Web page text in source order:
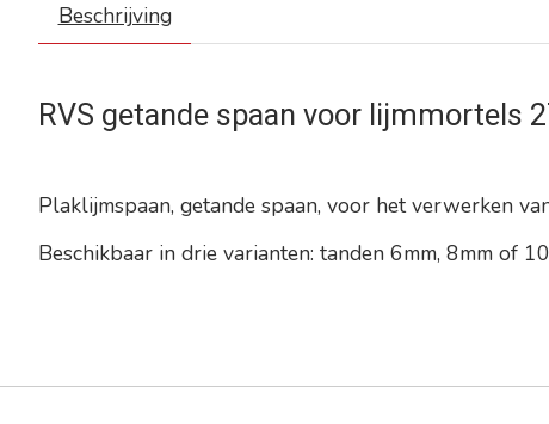
Beschrijving
RVS getande spaan voor lijmmortels
Plaklijmspaan, getande spaan, voor het verwerken
Beschikbaar in drie varianten: tanden 6mm, 8mm of